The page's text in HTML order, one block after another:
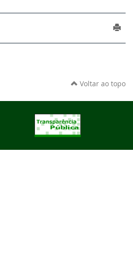
Voltar ao topo